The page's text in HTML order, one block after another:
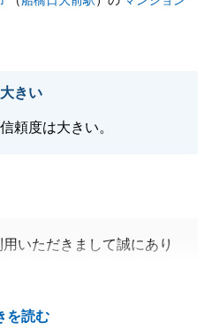
じる
きい
頼度は大きい。
を読む
いただきまして誠にあり
。